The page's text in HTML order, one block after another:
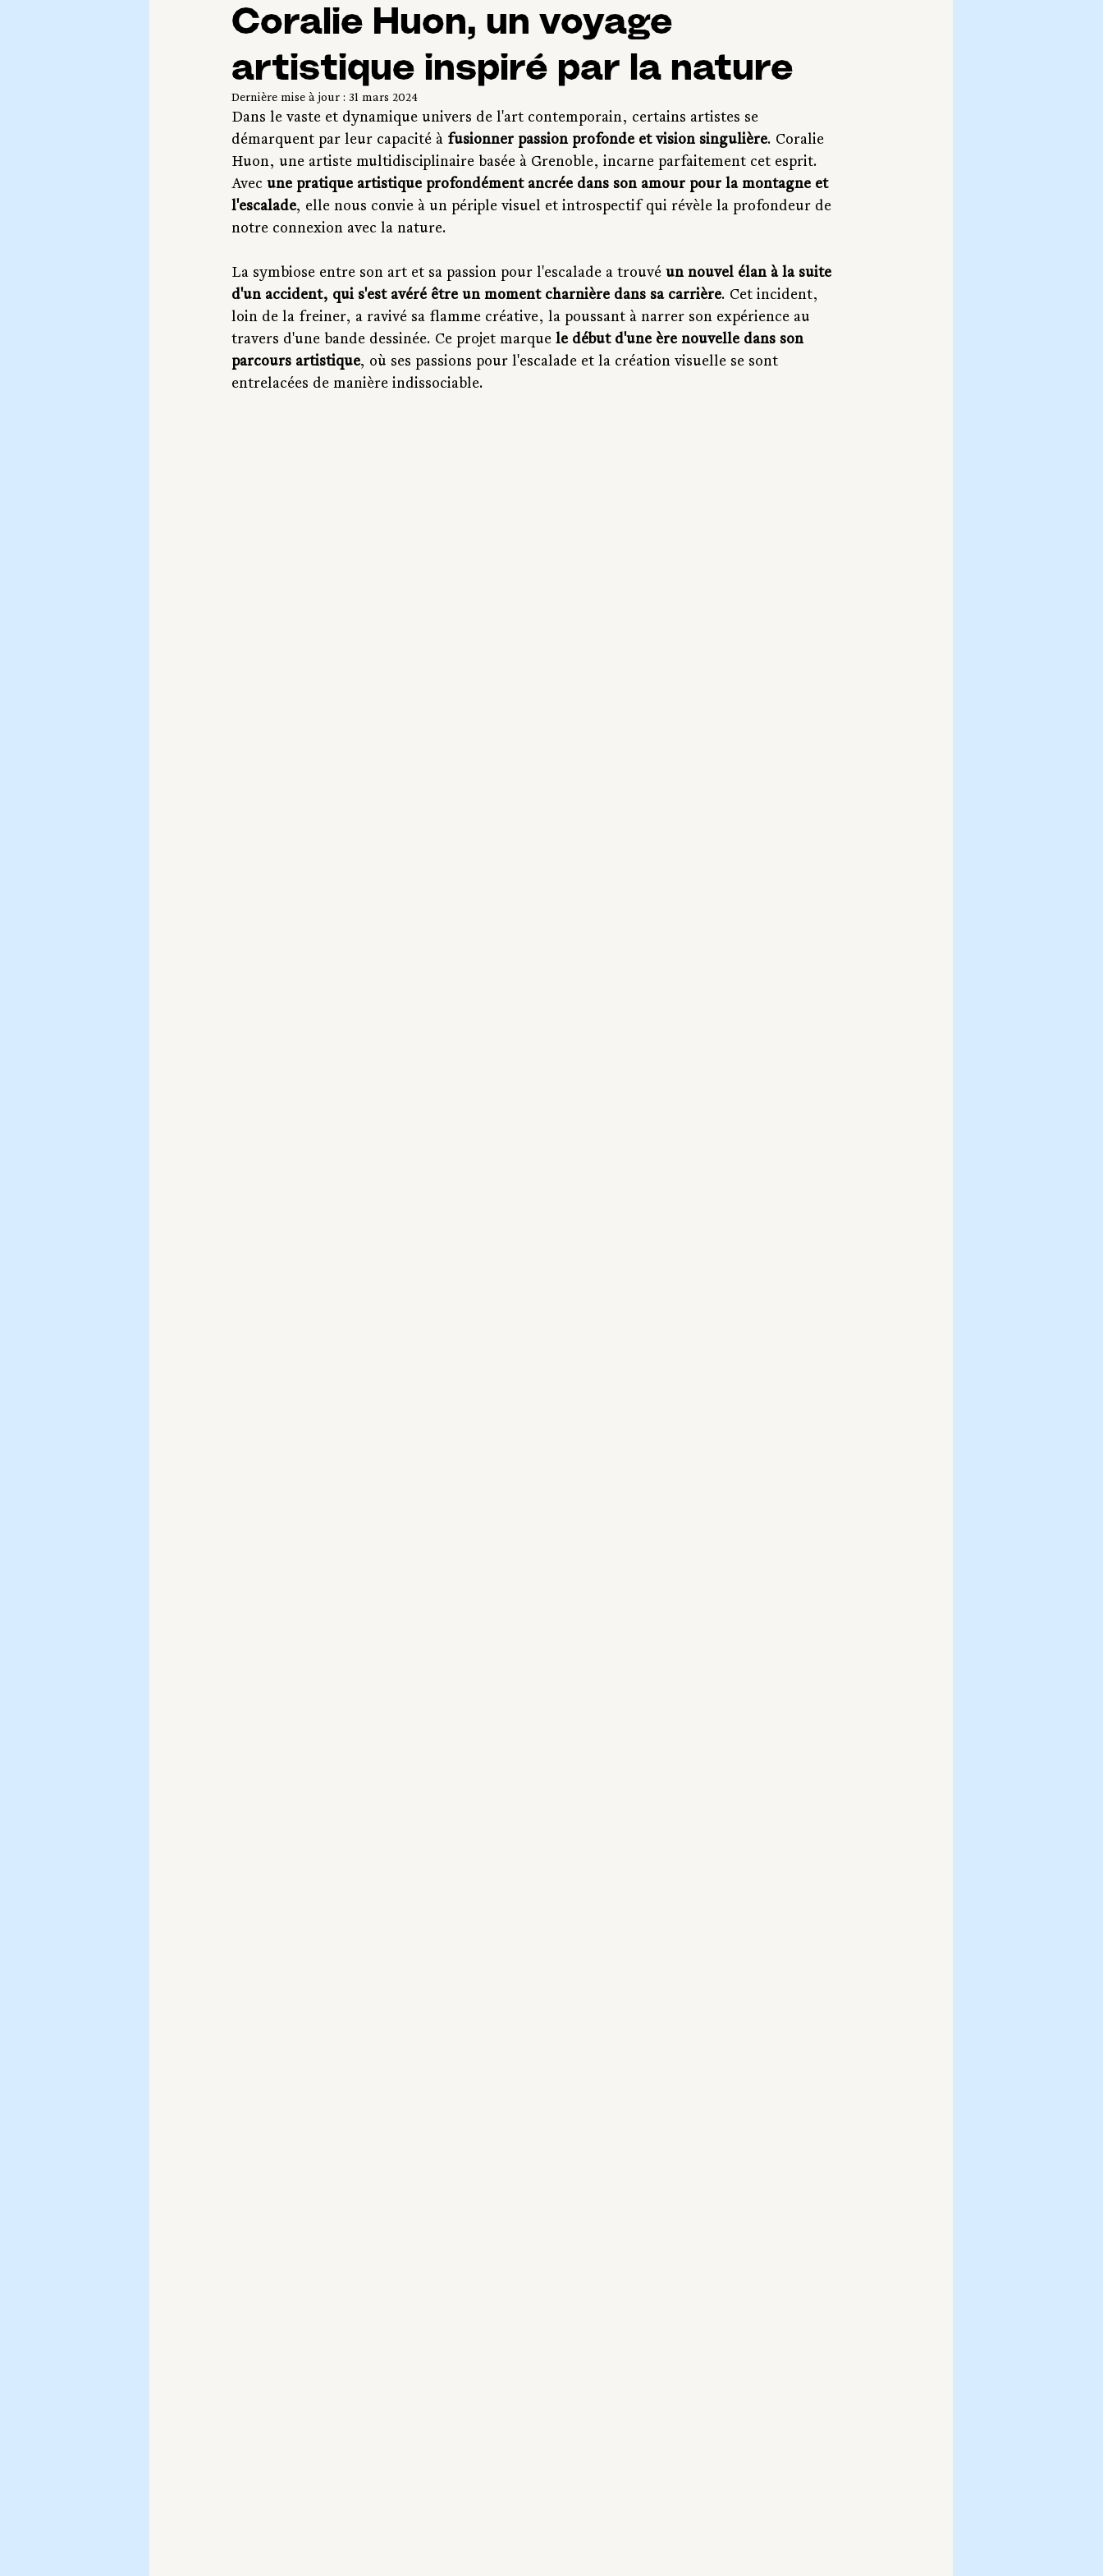
Coralie Huon, un voyage
artistique inspiré par la nature
Dernière mise à jour : 31 mars 2024
Dans le vaste et dynamique univers de l'art contemporain, certains artistes se
démarquent par leur capacité à fusionner passion profonde et vision singulière. Coralie
Huon, une artiste multidisciplinaire basée à Grenoble, incarne parfaitement cet esprit.
Avec une pratique artistique profondément ancrée dans son amour pour la montagne et
l'escalade, elle nous convie à un périple visuel et introspectif qui révèle la profondeur de
notre connexion avec la nature.
La symbiose entre son art et sa passion pour l'escalade a trouvé un nouvel élan à la suite
d'un accident, qui s'est avéré être un moment charnière dans sa carrière. Cet incident,
loin de la freiner, a ravivé sa flamme créative, la poussant à narrer son expérience au
travers d'une bande dessinée. Ce projet marque le début d'une ère nouvelle dans son
parcours artistique, où ses passions pour l'escalade et la création visuelle se sont
entrelacées de manière indissociable.